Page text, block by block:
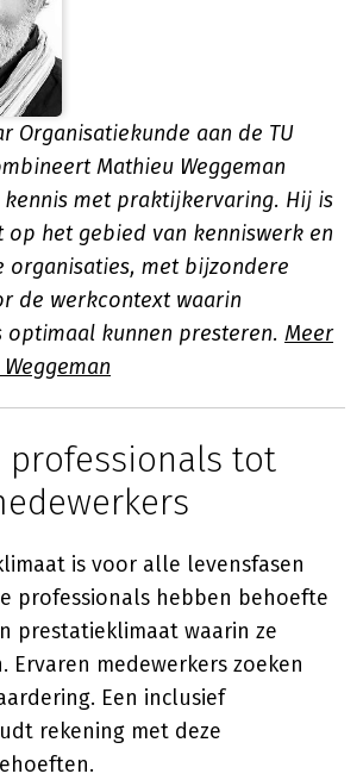
Organisatiekunde aan de TU
Mathieu Weggeman
kennis met praktijkervaring. Hij is
het gebied van kenniswerk en
organisaties, met bijzondere
de werkcontext waarin
optimaal kunnen presteren. Meer
professionals tot
is voor alle levensfasen
professionals hebben behoefte
prestatieklimaat waarin ze
Ervaren medewerkers zoeken
Een inclusief
rekening met deze